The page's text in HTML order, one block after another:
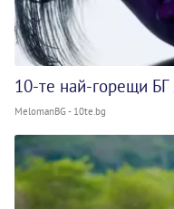
10-те най-горещи
MelomanBG - 10te.bg